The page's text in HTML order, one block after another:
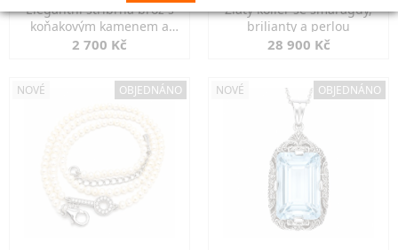
Elegantní stříbrná brož s
koňakovým kamenem a
markazity
2 700 Kč
Zlatý kolier se smaragdy,
brilianty a perlou
28 900 Kč
NOVÉ OBJEDNÁNO NOVÉ OBJEDNÁNO